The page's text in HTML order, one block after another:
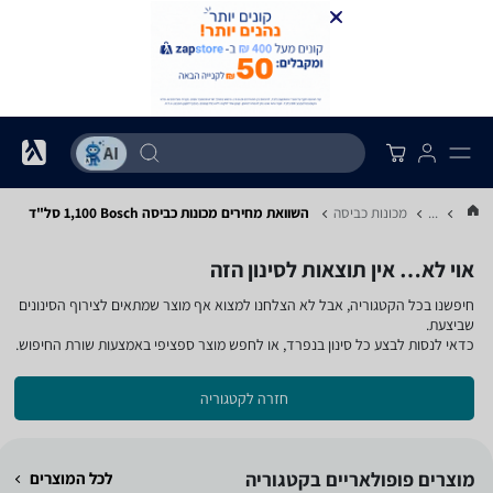
... מכונות כביסה השוואת מחירים מכונות כביסה ‏Bosch ‏1,100 ‏סל"ד
אוי לא… אין תוצאות לסינון הזה
חיפשנו בכל הקטגוריה, אבל לא הצלחנו למצוא אף מוצר שמתאים לצירוף הסינונים
שביצעת.
כדאי לנסות לבצע כל סינון בנפרד, או לחפש מוצר ספציפי באמצעות שורת החיפוש.
חזרה לקטגוריה
מוצרים פופולאריים בקטגוריה לכל המוצרים